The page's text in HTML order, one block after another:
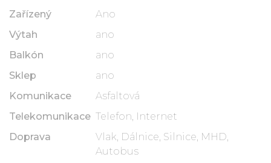
Zařízený
Ano
Výtah
ano
Balkón
ano
Sklep
ano
Komunikace
Asfaltová
Telekomunikace Telefon, Internet
Doprava
Vlak, Dálnice, Silnice, MHD,
Autobus